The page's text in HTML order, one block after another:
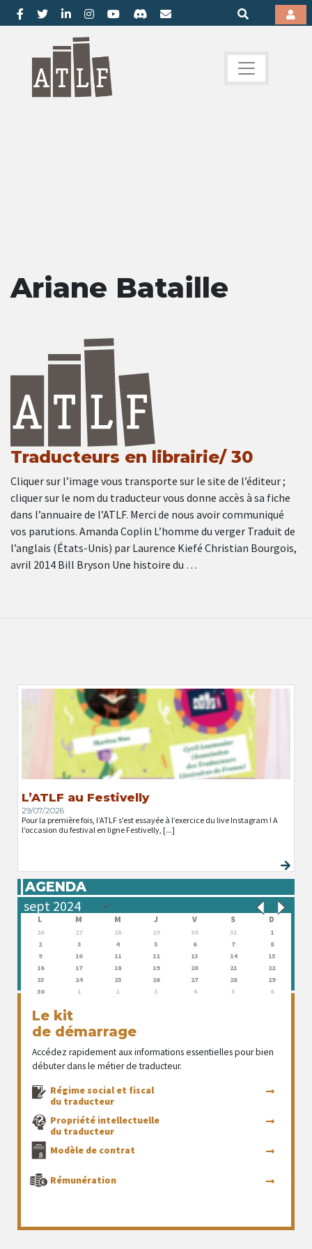
Ariane Bataille
Traducteurs en librairie/ 30
Cliquer sur l’image vous transporte sur le site de l’éditeur ;
cliquer sur le nom du traducteur vous donne accès à sa fiche
dans l’annuaire de l’ATLF. Merci de nous avoir communiqué
vos parutions. Amanda Coplin L’homme du verger Traduit de
l’anglais (États-Unis) par Laurence Kiefé Christian Bourgois,
avril 2014 Bill Bryson Une histoire du …
L’ATLF au Festivelly
29/07/2026
Pour la première fois, l’ATLF s’est essayée à l’exercice du live Instagram ! A
l’occasion du festival en ligne Festivelly, [...]
AGENDA
L M M J V S D
26 27 28 29 30 31
1
2
3 4 5 6 7
8
9
10 11 12 13 14
15
16
17 18 19 20 21
22
23
24 25 26 27 28
29
30
1 2 3 4 5 6
Le kit
de démarrage
Accédez rapidement aux informations essentielles pour bien
débuter dans le métier de traducteur.
Régime social et fiscal
du traducteur
Propriété intellectuelle
du traducteur
Modèle de contrat
Rémunération